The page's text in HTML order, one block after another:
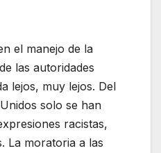
el manejo de la
las autoridades
lejos, muy lejos. Del
solo se han
racistas,
La moratoria a las